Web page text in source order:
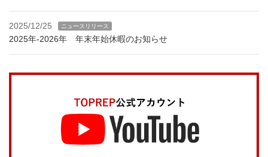
2025/12/25 ニュースリリース
2025年-2026年 年末年始休暇のお知らせ